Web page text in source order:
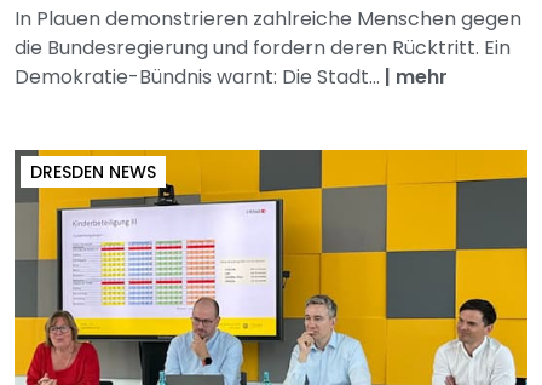
In Plauen demonstrieren zahlreiche Menschen gegen
die Bundesregierung und fordern deren Rücktritt. Ein
Demokratie-Bündnis warnt: Die Stadt... | mehr
DRESDEN NEWS